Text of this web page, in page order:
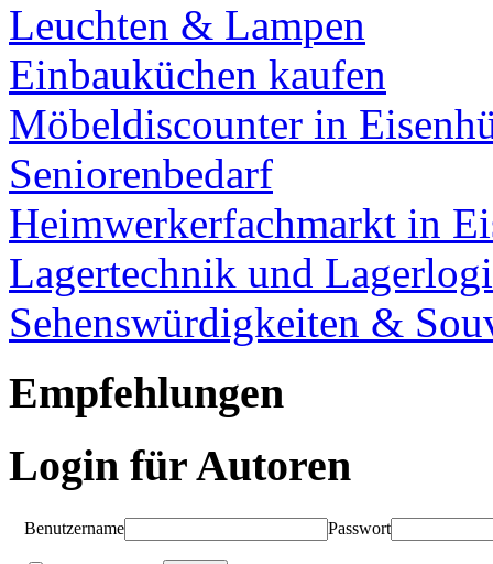
Leuchten & Lampen
Einbauküchen kaufen
Möbeldiscounter in
Seniorenbedarf
Heimwerkerfachmarkt in
Lagertechnik und
Sehenswürdigkeiten &
Empfehlungen
Login für Autoren
Benutzername Passwort